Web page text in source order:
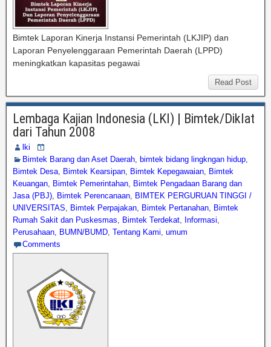
Bimtek Laporan Kinerja Instansi Pemerintah (LKJIP) dan
Laporan Penyelenggaraan Pemerintah Daerah (LPPD)
meningkatkan kapasitas pegawai
Read Post
Lembaga Kajian Indonesia (LKI) | Bimtek/Diklat
dari Tahun 2008
lki
Bimtek Barang dan Aset Daerah, bimtek bidang lingkngan hidup,
Bimtek Desa, Bimtek Kearsipan, Bimtek Kepegawaian, Bimtek
Keuangan, Bimtek Pemerintahan, Bimtek Pengadaan Barang dan
Jasa (PBJ), Bimtek Perencanaan, BIMTEK PERGURUAN TINGGI /
UNIVERSITAS, Bimtek Perpajakan, Bimtek Pertanahan, Bimtek
Rumah Sakit dan Puskesmas, Bimtek Terdekat, Informasi,
Perusahaan, BUMN/BUMD, Tentang Kami, umum
Comments